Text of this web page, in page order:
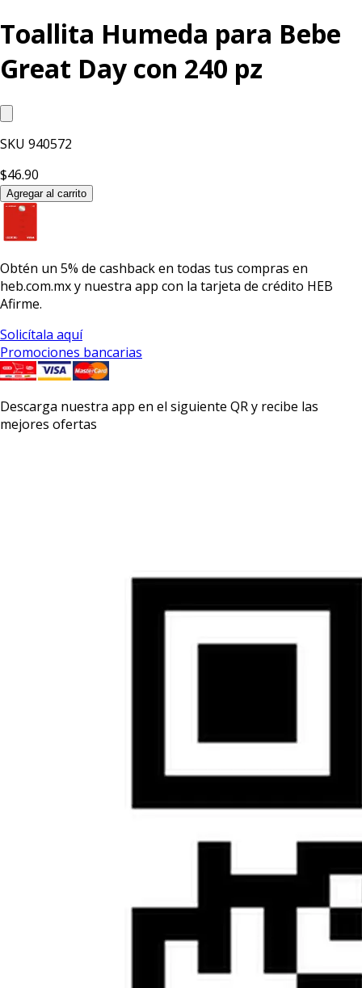
Toallita Humeda para Bebe
Great Day con 240 pz
SKU 940572
$46.90
Agregar al carrito
Obtén un 5% de cashbacken todas tus compras en
heb.com.mx y nuestra app con la tarjeta de crédito HEB
Afirme.
Solicítala aquí
Promociones bancarias
Descarga nuestra app en el siguiente QR y recibe las
mejores ofertas